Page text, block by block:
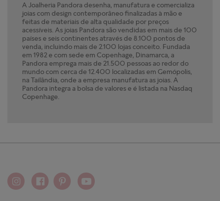
A Joalheria Pandora desenha, manufatura e comercializa
joias com design contemporâneo finalizadas à mão e
feitas de materiais de alta qualidade por preços
acessíveis. As joias Pandora são vendidas em mais de 100
países e seis continentes através de 8.100 pontos de
venda, incluindo mais de 2.100 lojas conceito. Fundada
em 1982 e com sede em Copenhage, Dinamarca, a
Pandora emprega mais de 21.500 pessoas ao redor do
mundo com cerca de 12.400 localizadas em Gemópolis,
na Tailândia, onde a empresa manufatura as joias. A
Pandora integra a bolsa de valores e é listada na Nasdaq
Copenhage.